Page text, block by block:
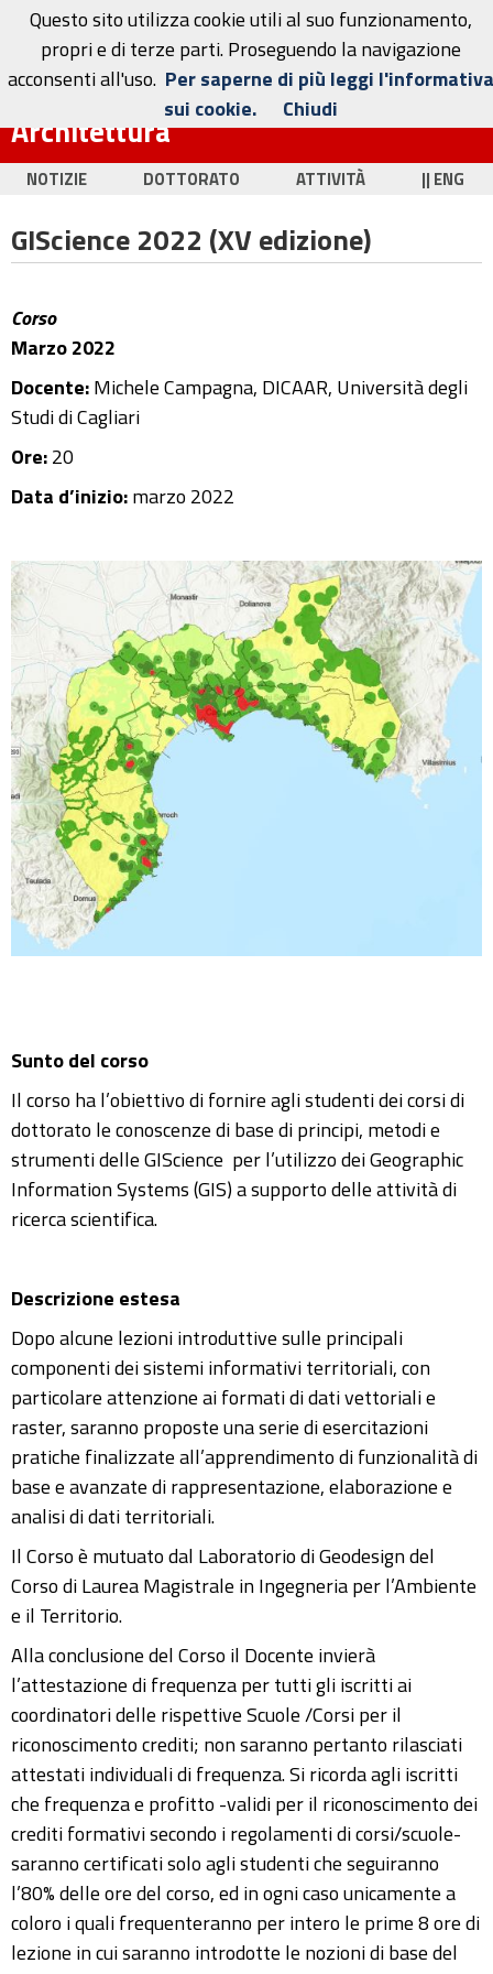
Dottorato in Ingegneria Civile e
Architettura
NOTIZIE DOTTORATO ATTIVITÀ || ENG
GIScience 2022 (XV edizione)
Corso
Marzo 2022
Docente:Michele Campagna, DICAAR, Università degli
Studi di Cagliari
Ore:20
Data d’inizio:marzo 2022
Sunto del corso
Il corso ha l’obiettivo di fornire agli studenti dei corsi di
dottorato le conoscenze di base di principi, metodi e
strumenti delle GIScience per l’utilizzo dei Geographic
Information Systems (GIS) a supporto delle attività di
ricerca scientifica.
Descrizione estesa
Dopo alcune lezioni introduttive sulle principali
componenti dei sistemi informativi territoriali, con
particolare attenzione ai formati di dati vettoriali e
raster, saranno proposte una serie di esercitazioni
pratiche finalizzate all’apprendimento di funzionalità di
base e avanzate di rappresentazione, elaborazione e
analisi di dati territoriali.
Il Corso è mutuato dal Laboratorio di Geodesign del
Corso di Laurea Magistrale in Ingegneria per l’Ambiente
e il Territorio.
Alla conclusione del Corso il Docente invierà
l’attestazione di frequenza per tutti gli iscritti ai
coordinatori delle rispettive Scuole /Corsi per il
riconoscimento crediti; non saranno pertanto rilasciati
attestati individuali di frequenza. Si ricorda agli iscritti
che frequenza e profitto -validi per il riconoscimento dei
crediti formativi secondo i regolamenti di corsi/scuole-
saranno certificati solo agli studenti che seguiranno
l’80% delle ore del corso, ed in ogni caso unicamente a
coloro i quali frequenteranno per intero le prime 8 ore di
lezione in cui saranno introdotte le nozioni di base del
Questo sito utilizza cookie utili al suo funzionamento,
propri e di terze parti. Proseguendo la navigazione
acconsenti all'uso. Per saperne di più leggi l'informativa
sui cookie.
Chiudi